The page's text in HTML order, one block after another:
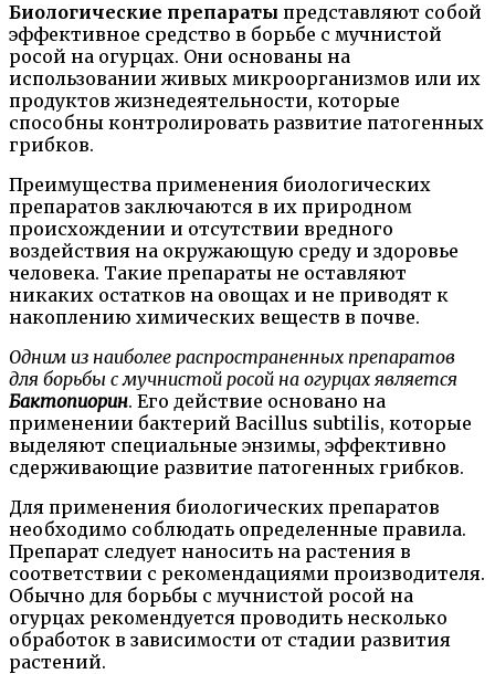
Биологические препараты представляют собой
эффективное средство в борьбе с мучнистой
росой на огурцах. Они основаны на
использовании живых микроорганизмов или их
продуктов жизнедеятельности, которые
способны контролировать развитие патогенных
грибков.
Преимущества применения биологических
препаратов заключаются в их природном
происхождении и отсутствии вредного
воздействия на окружающую среду и здоровье
человека. Такие препараты не оставляют
никаких остатков на овощах и не приводят к
накоплению химических веществ в почве.
Одним из наиболее распространенных препаратов
для борьбы с мучнистой росой на огурцах является
Бактопиорин. Его действие основано на
применении бактерий Bacillus subtilis, которые
выделяют специальные энзимы, эффективно
сдерживающие развитие патогенных грибков.
Для применения биологических препаратов
необходимо соблюдать определенные правила.
Препарат следует наносить на растения в
соответствии с рекомендациями производителя.
Обычно для борьбы с мучнистой росой на
огурцах рекомендуется проводить несколько
обработок в зависимости от стадии развития
растений.